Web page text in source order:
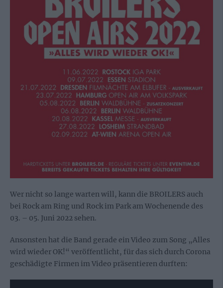
Wer nicht so lange warten will, kann die BROILERS auch
bei Rock am Ring und Rock im Park am Wochenende des
03. – 05. Juni 2022 sehen.
Ansonsten hat die Band gerade ein Video zum Song „Alles
wird wieder OK!“ veröffentlicht, für das sich durch Corona
geschädigte Firmen im Video präsentieren durften: